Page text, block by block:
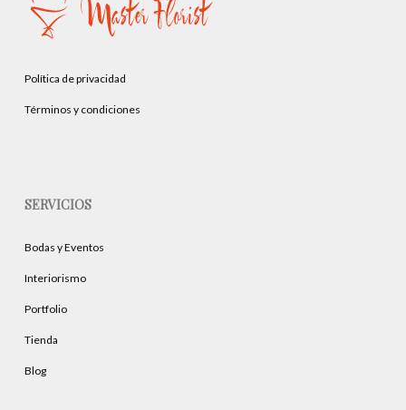
Política de privacidad
Términos y condiciones
SERVICIOS
Bodas y Eventos
Interiorismo
Portfolio
Tienda
Blog